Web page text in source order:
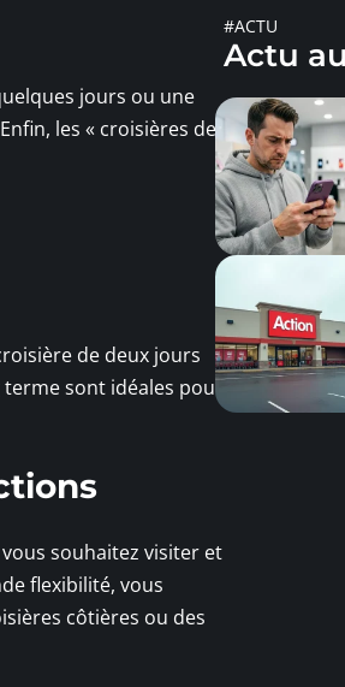
jours ou une
les « croisières de
de deux jours
terme sont idéales pour
souhaitez visiter et
flexibilité, vous
côtières ou des
#ACTU
Actu